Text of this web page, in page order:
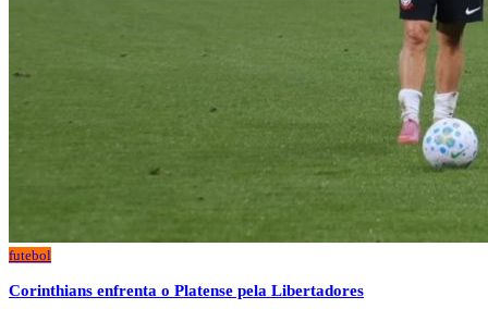
futebol
Corinthians enfrenta o Platense pela Libertadores